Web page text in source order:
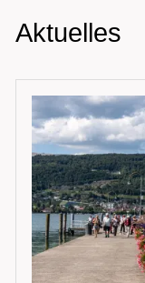
Aktuelles